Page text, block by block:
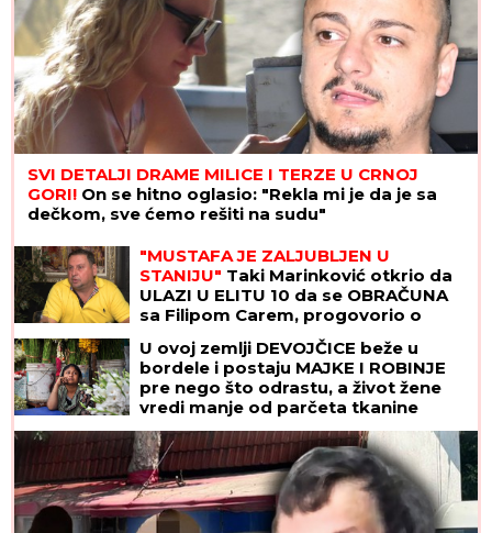
SVI DETALJI DRAME MILICE I TERZE U CRNOJ
GORI! On se hitno oglasio: "Rekla mi je da je sa
dečkom, sve ćemo rešiti na sudu"
"MUSTAFA JE ZALJUBLJEN U
STANIJU" Taki Marinković otkrio da
ULAZI U ELITU 10 da se OBRAČUNA
sa Filipom Carem, progovorio o
venčanju Maje i Asmina (VIDEO)
U ovoj zemlji DEVOJČICE beže u
bordele i postaju MAJKE I ROBINJE
pre nego što odrastu, a život žene
vredi manje od parčeta tkanine